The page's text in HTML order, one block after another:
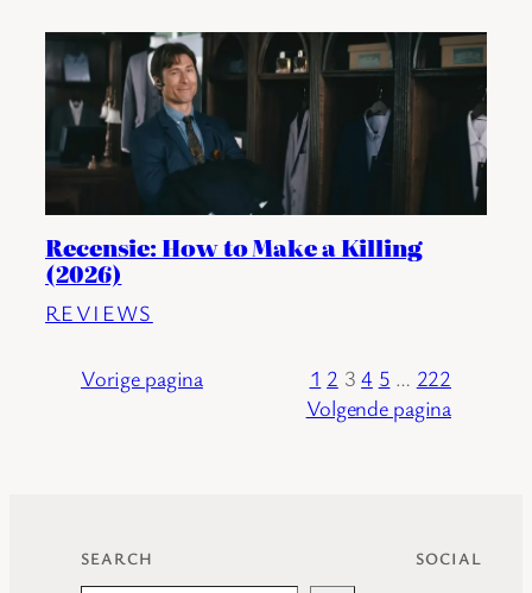
Recensie: How to Make a Killing
(2026)
REVIEWS
Vorige pagina 1 2 3 4 5 … 222
Volgende pagina
SEARCH SOCIAL